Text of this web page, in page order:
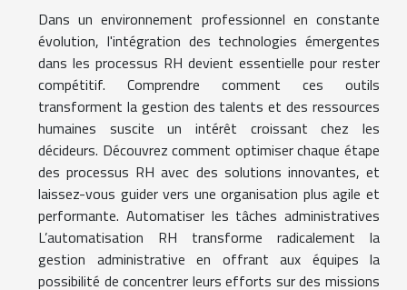
Dans un environnement professionnel en constante
évolution, l'intégration des technologies émergentes
dans les processus RH devient essentielle pour rester
compétitif. Comprendre comment ces outils
transforment la gestion des talents et des ressources
humaines suscite un intérêt croissant chez les
décideurs. Découvrez comment optimiser chaque étape
des processus RH avec des solutions innovantes, et
laissez-vous guider vers une organisation plus agile et
performante. Automatiser les tâches administratives
L’automatisation RH transforme radicalement la
gestion administrative en offrant aux équipes la
possibilité de concentrer leurs efforts sur des missions